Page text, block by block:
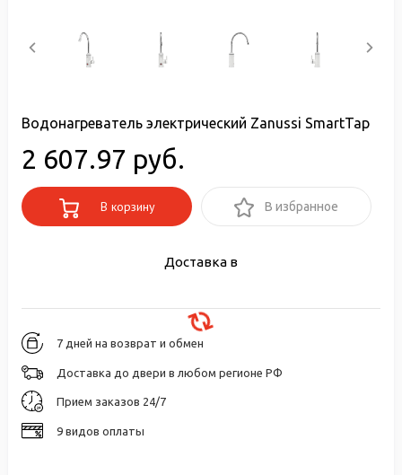
Водонагреватель электрический Zanussi SmartTap
2 607.97 руб.
В корзину В избранное
Доставка в
7 дней на возврат и обмен
Доставка до двери в любом регионе РФ
Прием заказов 24/7
9 видов оплаты